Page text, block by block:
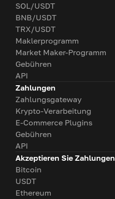
SOL/USDT
BNB/USDT
TRX/USDT
Maklerprogramm
Market Maker-Programm
Gebühren
API
Zahlungen
Zahlungsgateway
Krypto-Verarbeitung
E-Commerce Plugins
Gebühren
API
Akzeptieren Sie Zahlungen
Bitcoin
USDT
Ethereum